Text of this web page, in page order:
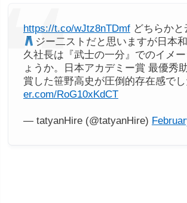
2000万円以上
7000万円~１億円
https://t.co/wJtz8nTDmf どちらか
ジー二ストだと思いますが日本
久社長は『武士の一分』でのイメ
ょうか。日本アカデミー賞 最優秀
賞した笹野高史が圧倒的存在感で
er.com/RoG10xKdCT
— tatyanHire (@tatyanHire)